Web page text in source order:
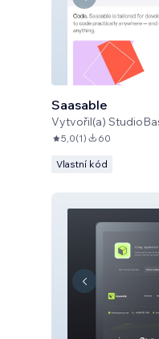
Saasable
Vytvořil(a)
5,0(1) 60
Vlastní kód